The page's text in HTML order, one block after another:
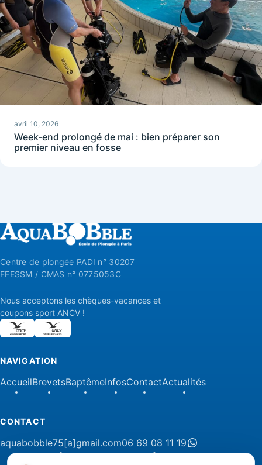
avril 10, 2026
Week-end prolongé de mai : bien préparer son
premier niveau en fosse
Centre de plongée PADI n° 30207
FFESSM / CMAS n° 0775053C
Nous acceptons les chèques-vacances et
coupons sport ANCV !
NAVIGATION
AccueilBrevetsBaptêmeInfosContactActualités
CONTACT
aquabobble75[a]gmail.com06 69 08 11 19